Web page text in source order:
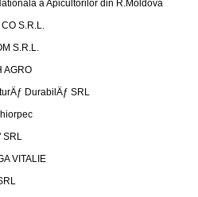
a Apicultorilor din R.Moldova
S.R.L.
S.R.L.
AGRO
DurabilÄƒ SRL
SRL
VITALIE